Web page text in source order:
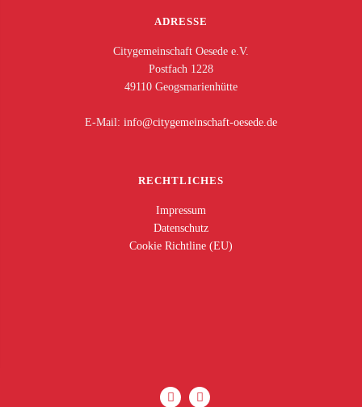
ADRESSE
Citygemeinschaft Oesede e.V.
Postfach 1228
49110 Geogsmarienhütte
E-Mail: ed.edeseo-tfahcsniemegytic@ofni
RECHTLICHES
Impressum
Datenschutz
Cookie Richtline (EU)